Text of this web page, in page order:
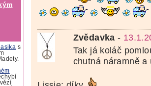
s
Zvědavka -
Tak já koláč
chutná náramně